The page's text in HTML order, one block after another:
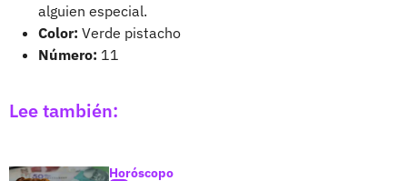
alguien especial.
Color: Verde pistacho
Número: 11
Lee también:
Horóscopo